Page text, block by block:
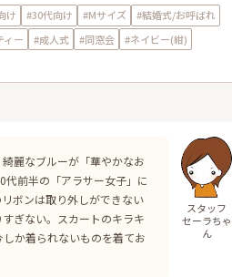
け #30代向け #Mサイズ
#結婚式/お呼ばれ
ィー #成人式 #同窓会 #ネイビー(紺)
麗なブルーが「華やかなお
前半の「アラサー女子」に
ボンは取り外しができない
ぎない。スカートのキラキ
か着られないものを着てお
スタッフ
セーラちゃ
ん